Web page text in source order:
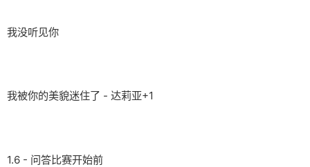
我没听见你
我被你的美貌迷住了 - 达莉亚+1
1.6 - 问答比赛开始前